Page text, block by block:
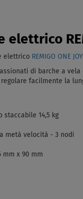
elettrico
elettrico REMIGO ONE
di barche a
facilmente la
staccabile 14,5 kg
metà velocità - 3 nodi
mm x 90 mm